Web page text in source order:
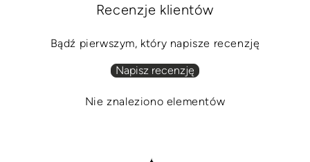
Recenzje klientów
Bądź pierwszym, który napisze recenzję
Napisz recenzję
Nie znaleziono elementów